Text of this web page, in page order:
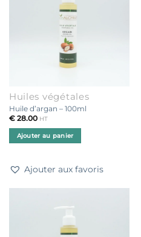
Huiles végétales
Huile d’argan – 100ml
€28.00 HT
Ajouter au panier
Ajouter aux favoris